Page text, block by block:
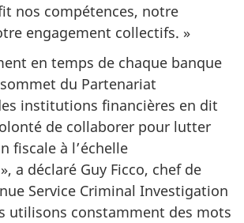
nos compétences, notre
engagement collectifs. »
en temps de chaque banque
du Partenariat
institutions financières en dit
de collaborer pour lutter
fiscale à l’échelle
a déclaré Guy Ficco, chef de
Service Criminal Investigation
utilisons constamment des mots